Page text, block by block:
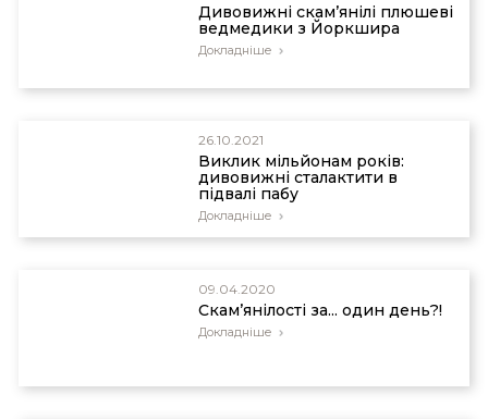
Дивовижні скам’янілі плюшеві
ведмедики з Йоркшира
Докладніше
26.10.2021
Виклик мільйонам років:
дивовижні сталактити в
підвалі пабу
Докладніше
09.04.2020
Скам’янілості за... один день?!
Докладніше